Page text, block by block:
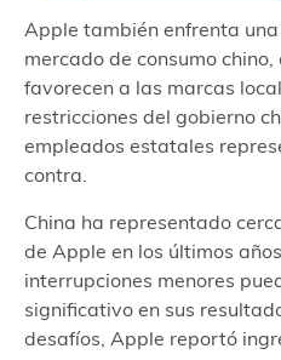
Apple también enfrenta
mercado de consumo
favorecen a las marcas
restricciones del gobierno
empleados estatales
contra.
China ha representado
de Apple en los últimos
interrupciones menores
significativo en sus
desafíos, Apple reportó